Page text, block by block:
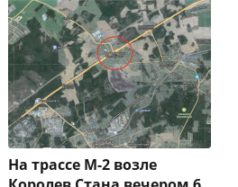
На трассе М-2 возле